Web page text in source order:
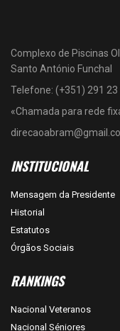
Complexo de Piscinas
Santo António Funchal
Telefone: (+351) 291 23
«Chamada para rede
INSTITUCIONAL
Mensagem da Presidente
Historial
Estatutos
Órgãos Sociais
RANKINGS
Nacional Veteranos
Nacional Séniores